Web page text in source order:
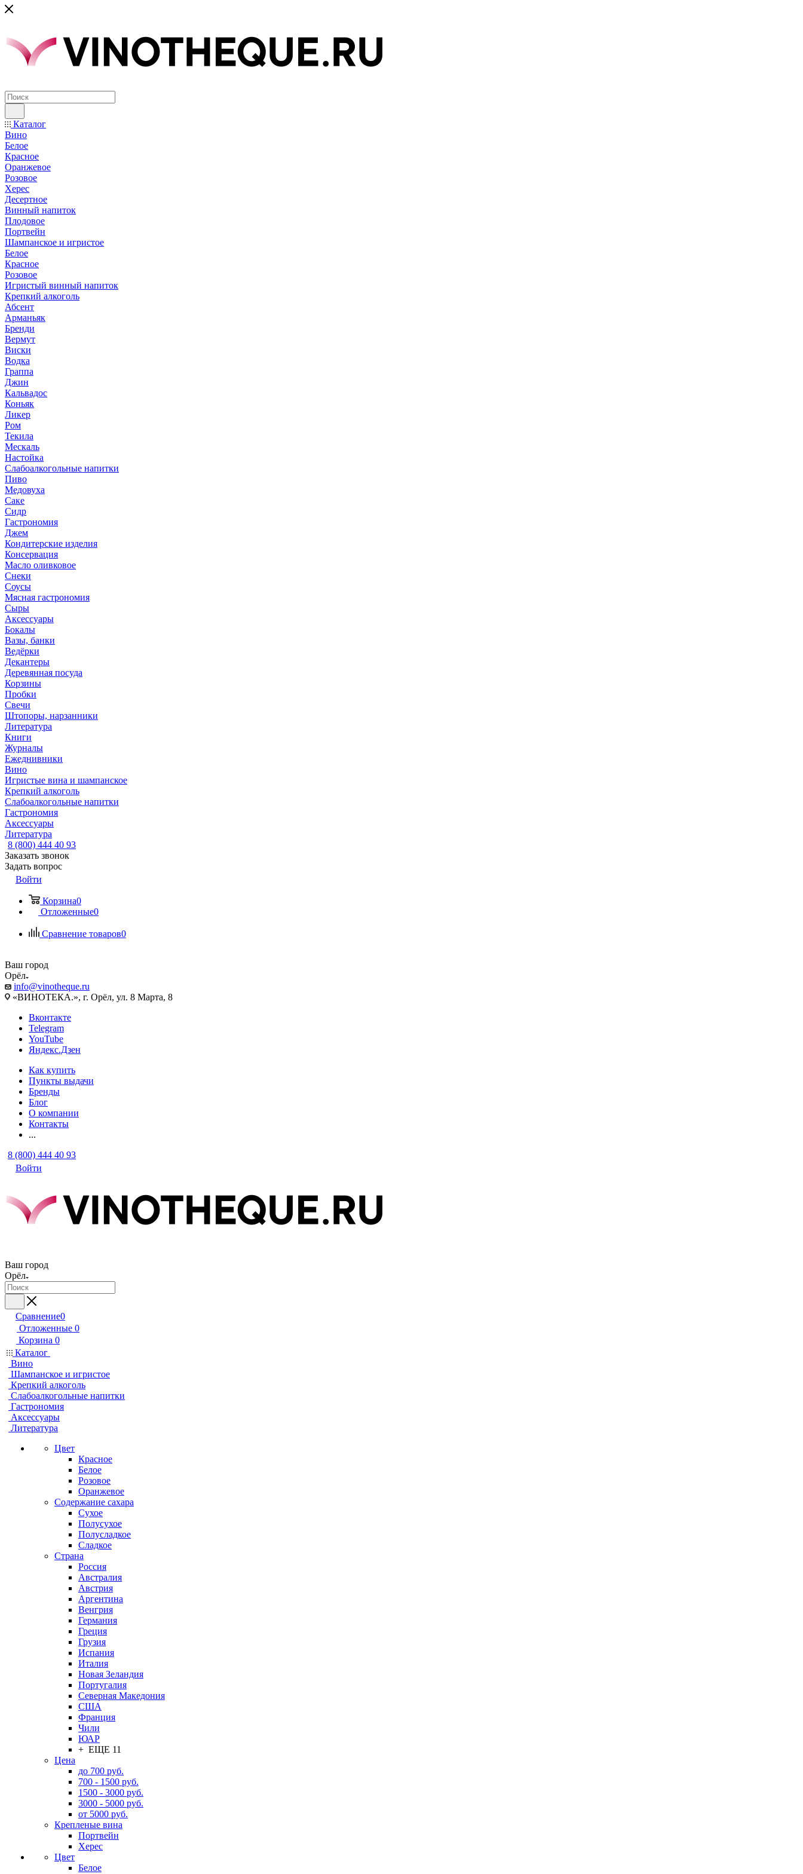
Каталог
Вино
Белое
Красное
Оранжевое
Розовое
Херес
Десертное
Винный напиток
Плодовое
Портвейн
Шампанское и игристое
Белое
Красное
Розовое
Игристый винный напиток
Крепкий алкоголь
Абсент
Арманьяк
Бренди
Вермут
Виски
Водка
Граппа
Джин
Кальвадос
Коньяк
Ликер
Ром
Текила
Мескаль
Настойка
Слабоалкогольные напитки
Пиво
Медовуха
Саке
Сидр
Гастрономия
Джем
Кондитерские изделия
Консервация
Масло оливковое
Снеки
Соусы
Мясная гастрономия
Сыры
Аксессуары
Бокалы
Вазы, банки
Ведёрки
Декантеры
Деревянная посуда
Корзины
Пробки
Свечи
Штопоры, нарзанники
Литература
Книги
Журналы
Ежеднивники
Вино
Игристые вина и шампанское
Крепкий алкоголь
Слабоалкогольные напитки
Гастрономия
Аксессуары
Литература
8 (800) 444 40 93
Заказать звонок
Задать вопрос
Войти
Корзина0
Отложенные0
Сравнение товаров0
Ваш город
Орёл
info@vinotheque.ru
«ВИНОТЕКА.», г. Орёл, ул. 8 Марта, 8
Вконтакте
Telegram
YouTube
Яндекс.Дзен
Как купить
Пункты выдачи
Бренды
Блог
О компании
Контакты
...
8 (800) 444 40 93
Войти
Ваш город
Орёл
Сравнение0
Отложенные 0
Корзина 0
Каталог
Вино
Шампанское и игристое
Крепкий алкоголь
Слабоалкогольные напитки
Гастрономия
Аксессуары
Литература
Цвет
Красное
Белое
Розовое
Оранжевое
Содержание сахара
Сухое
Полусухое
Полусладкое
Сладкое
Страна
Россия
Австралия
Австрия
Аргентина
Венгрия
Германия
Греция
Грузия
Испания
Италия
Новая Зеландия
Португалия
Северная Македония
США
Франция
Чили
ЮАР
+ ЕЩЕ 11
Цена
до 700 руб.
700 - 1500 руб.
1500 - 3000 руб.
3000 - 5000 руб.
от 5000 руб.
Крепленые вина
Портвейн
Херес
Цвет
Белое